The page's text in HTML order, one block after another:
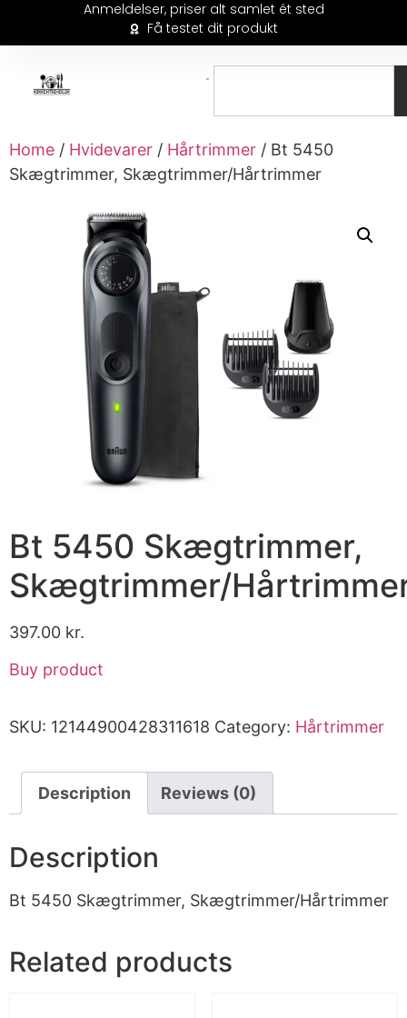
Anmeldelser, priser alt samlet ét sted
Få testet dit produkt
Home / Hvidevarer / Hårtrimmer / Bt 5450
Skægtrimmer, Skægtrimmer/Hårtrimmer
Bt 5450 Skægtrimmer,
Skægtrimmer/
397.00 kr.
Buy product
SKU: 12144900428311618 Category: Hårtrimmer
Description Reviews (0)
Description
Bt 5450 Skægtrimmer, Skægtrimmer/Hårtrimmer
Related products